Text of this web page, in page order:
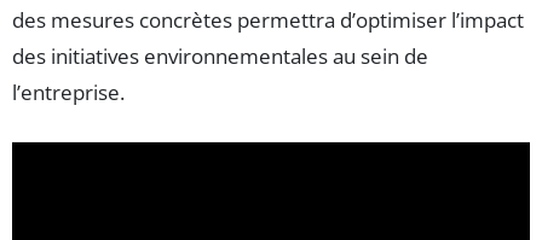
des mesures concrètes permettra d’optimiser l’impact
des initiatives environnementales au sein de
l’entreprise.